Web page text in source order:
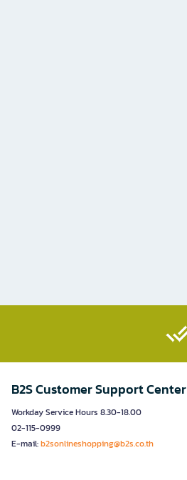
B2S Customer Support Center
Workday Service Hours 8.30-18.00
02-115-0999
E-mail:b2sonlineshopping@b2s.co.th